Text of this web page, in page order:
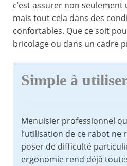
c’est assurer non
mais tout cela dans des
confortables. Que ce soit
bricolage ou dans un cadre
Simple à
Menuisier professionnel
l’utilisation de ce rabot ne
poser de difficulté
ergonomie rend déjà